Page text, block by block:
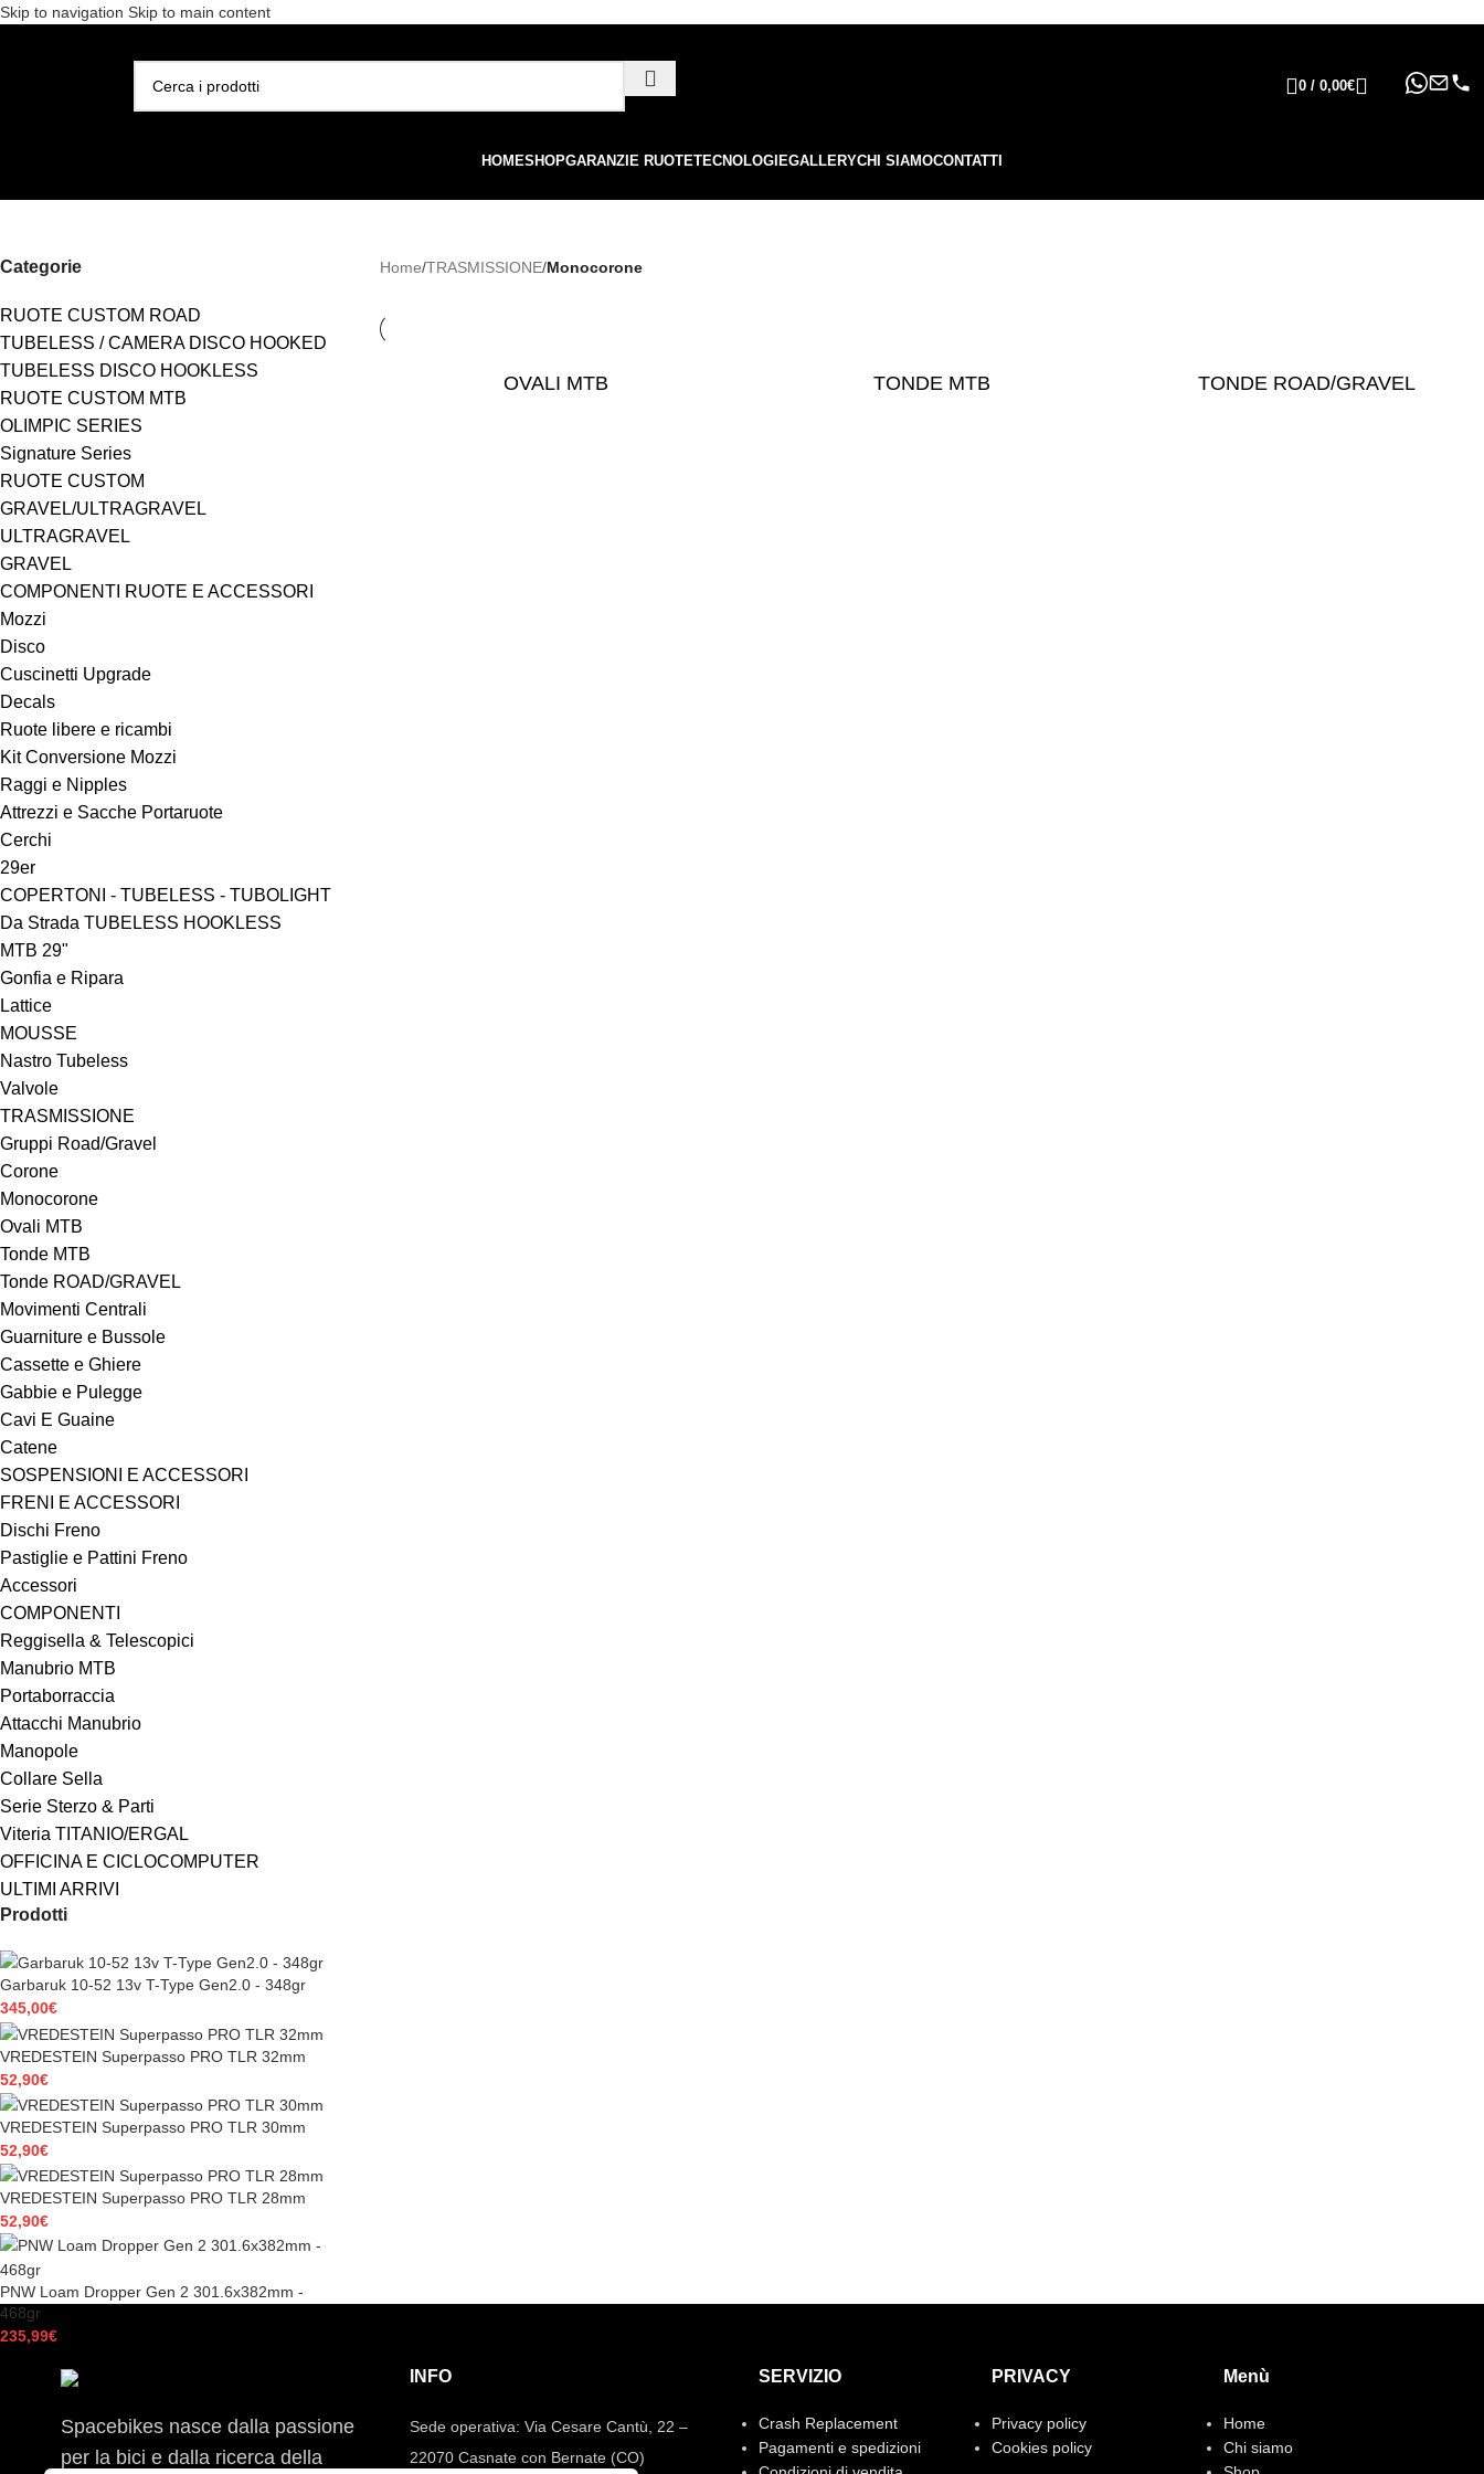
Skip to navigation Skip to main content
0 / 0,00€
HOMESHOPGARANZIE RUOTETECNOLOGIEGALLERYCHI SIAMOCONTATTI
Categorie
RUOTE CUSTOM ROAD
TUBELESS / CAMERA DISCO HOOKED
TUBELESS DISCO HOOKLESS
RUOTE CUSTOM MTB
OLIMPIC SERIES
Signature Series
RUOTE CUSTOM
GRAVEL/ULTRAGRAVEL
ULTRAGRAVEL
GRAVEL
COMPONENTI RUOTE E ACCESSORI
Mozzi
Disco
Cuscinetti Upgrade
Decals
Ruote libere e ricambi
Kit Conversione Mozzi
Raggi e Nipples
Attrezzi e Sacche Portaruote
Cerchi
29er
COPERTONI - TUBELESS - TUBOLIGHT
Da Strada TUBELESS HOOKLESS
MTB 29"
Gonfia e Ripara
Lattice
MOUSSE
Nastro Tubeless
Valvole
TRASMISSIONE
Gruppi Road/Gravel
Corone
Monocorone
Ovali MTB
Tonde MTB
Tonde ROAD/GRAVEL
Movimenti Centrali
Guarniture e Bussole
Cassette e Ghiere
Gabbie e Pulegge
Cavi E Guaine
Catene
SOSPENSIONI E ACCESSORI
FRENI E ACCESSORI
Dischi Freno
Pastiglie e Pattini Freno
Accessori
COMPONENTI
Reggisella & Telescopici
Manubrio MTB
Portaborraccia
Attacchi Manubrio
Manopole
Collare Sella
Serie Sterzo & Parti
Viteria TITANIO/ERGAL
OFFICINA E CICLOCOMPUTER
ULTIMI ARRIVI
Prodotti
Garbaruk 10-52 13v T-Type Gen2.0 - 348gr
345,00€
VREDESTEIN Superpasso PRO TLR 32mm
52,90€
VREDESTEIN Superpasso PRO TLR 30mm
52,90€
VREDESTEIN Superpasso PRO TLR 28mm
52,90€
PNW Loam Dropper Gen 2 301.6x382mm -
468gr
235,99€
Home/TRASMISSIONE/Monocorone
OVALI MTB TONDE MTB TONDE ROAD/GRAVEL
Spacebikes nasce dalla passione
per la bici e dalla ricerca della
INFO
Sede operativa: Via Cesare Cantù, 22 –
22070 Casnate con Bernate (CO)
SERVIZIO
Crash Replacement
Pagamenti e spedizioni
PRIVACY
Privacy policy
Cookies policy
Menù
Home
Chi siamo